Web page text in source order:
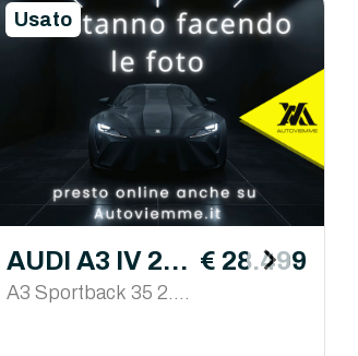
Usato
AUDI A3 IV 20
20 Sportback
A3 Sportback 35 2.0
€ 28.499